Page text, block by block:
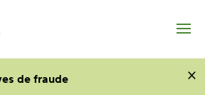
de fraude
×